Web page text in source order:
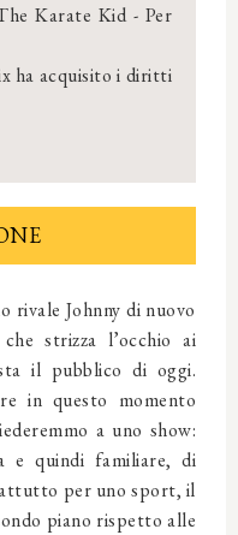
Karate Kid - Per
ha acquisito i diritti
rivale Johnny di nuovo
strizza l’occhio ai
il pubblico di oggi.
in questo momento
a uno show:
e quindi familiare, di
per uno sport, il
piano rispetto alle